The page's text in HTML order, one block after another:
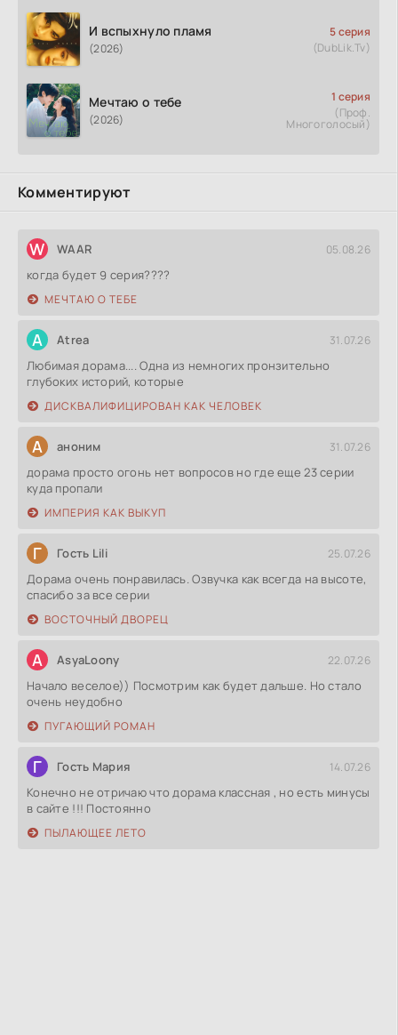
И вспыхнуло пламя
(2026)
5 серия
(DubLik.Tv)
Мечтаю о тебе
(2026)
1 серия
(Проф.
Многоголосый)
Комментируют
W WAAR 05.08.26
когда будет 9 серия????
МЕЧТАЮ О ТЕБЕ
A Atrea 31.07.26
Любимая дорама.... Одна из немногих пронзительно
глубоких историй, которые
ДИСКВАЛИФИЦИРОВАН КАК ЧЕЛОВЕК
А аноним 31.07.26
дорама просто огонь нет вопросов но где еще 23 серии
куда пропали
ИМПЕРИЯ КАК ВЫКУП
Г Гость Lili 25.07.26
Дорама очень понравилась. Озвучка как всегда на высоте,
спасибо за все серии
ВОСТОЧНЫЙ ДВОРЕЦ
A AsyaLoony 22.07.26
Начало веселое)) Посмотрим как будет дальше. Но стало
очень неудобно
ПУГАЮЩИЙ РОМАН
Г Гость Мария 14.07.26
Конечно не отричаю что дорама классная , но есть минусы
в сайте !!! Постоянно
ПЫЛАЮЩЕЕ ЛЕТО